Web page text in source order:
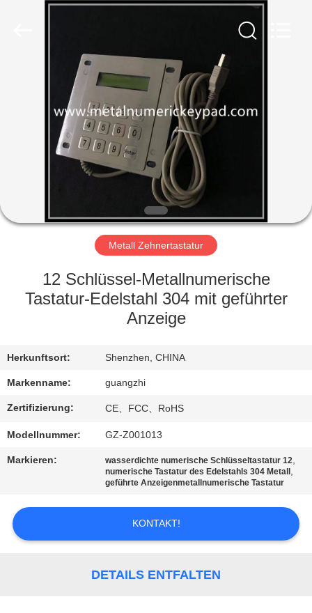
PRODUKTE
FABRIK-
AUSFLUG
QUALITÄTSKONTROLLE
SIE
MIT
UNS
IN
VERBINDUNG
SIE
EIN
Metall Zehnertastatur
12 Schlüssel-Metallnumerische
Tastatur-Edelstahl 304 mit geführter
Anzeige
Herkunftsort: Shenzhen, CHINA
Markenname: guangzhi
Zertifizierung: CE、FCC、RoHS
Modellnummer: GZ-Z001013
Markieren: wasserdichte numerische Schlüsseltastatur 12,
numerische Tastatur des Edelstahls 304 Metall ,
geführte Anzeigenmetallnumerische Tastatur
KONTAKT!
DETAILS ENTFALTEN